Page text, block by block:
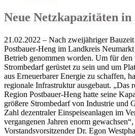
Neue Netzkapazitäten
21.02.2022 – Nach zweijähriger
Postbauer-Heng im Landkreis
Betrieb genommen worden. Um für den
Strombedarf gerüstet zu sein und um
aus Erneuerbarer Energie zu schaffen,
regionale Infrastruktur ausgebaut. „Das
Region Postbauer-Heng hatte seine
größere Strombedarf von Industrie und
Zahl dezentraler Einspeiseanlagen im
vergangenen Jahren enorm
Vorstandsvorsitzender Dr. Egon